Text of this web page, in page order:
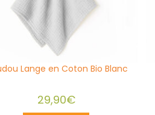
Lange en Coton Bio Blanc
29,90€